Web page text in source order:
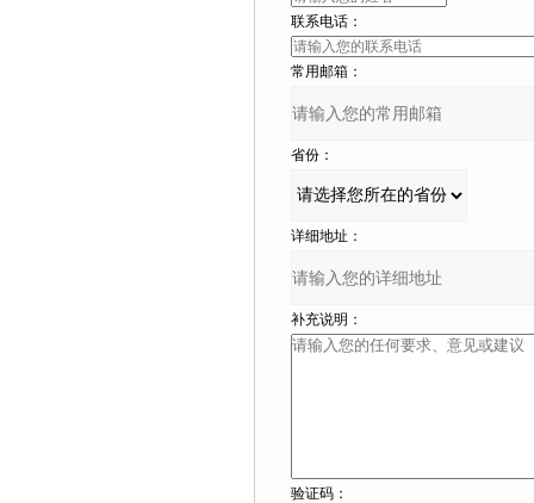
联系电话：
常用邮箱：
省份：
详细地址：
补充说明：
验证码：